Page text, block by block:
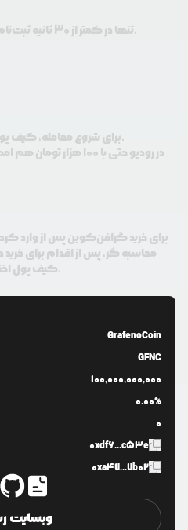
تنها در کمتر از 30 ثانیه ثبت‌نام و احراز هویت خود را تکمیل کنید.
برای شروع معامله، کیف پول خود را به میزان دلخواه شارژ کنید.
در رودیو حتی با 100
برای خرید گرافن‌کوین پس از وارد
محاسبه گر، پس از اقدام برای خرید
کیف پول اختصاصی شما قابل مشاهده میباشد.
GrafenoCoin
GFNC
100,000,000,000
0.00%
0
0xdf6...c53e
0xa47...7b02
وبسایت